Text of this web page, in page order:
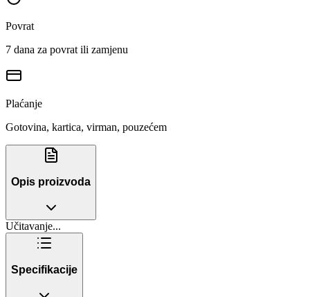
Povrat
7 dana za povrat ili zamjenu
Plaćanje
Gotovina, kartica, virman, pouzećem
Opis proizvoda
Učitavanje...
Specifikacije